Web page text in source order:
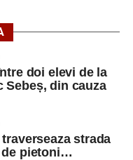
doi elevi de la
Sebeș, din cauza
strada
de pietoni…